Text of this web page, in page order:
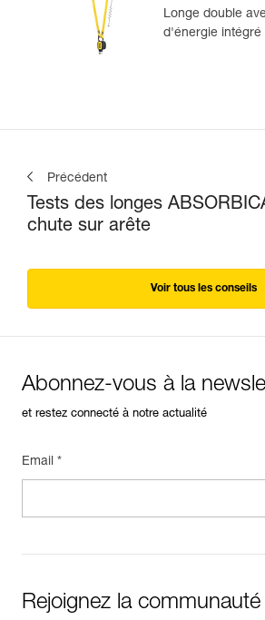
Longe double
d'énergie intégré
Précédent
Tests des longes
chute sur arête
Voir tous les conseils
Abonnez-vous à la
et restez connecté à notre actualité
Email *
Rejoignez la communauté